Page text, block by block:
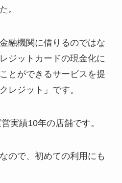
。
融機関に借りるのではな
ジットカードの現金化に
とができるサービスを提
レジット」です。
実績10年の店舗です。
ので、初めての利用にも